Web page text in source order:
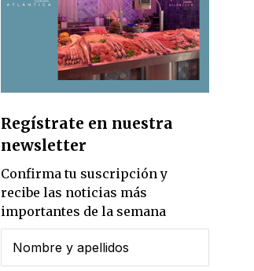
Regístrate en nuestra
newsletter
Confirma tu suscripción y
recibe las noticias más
importantes de la semana